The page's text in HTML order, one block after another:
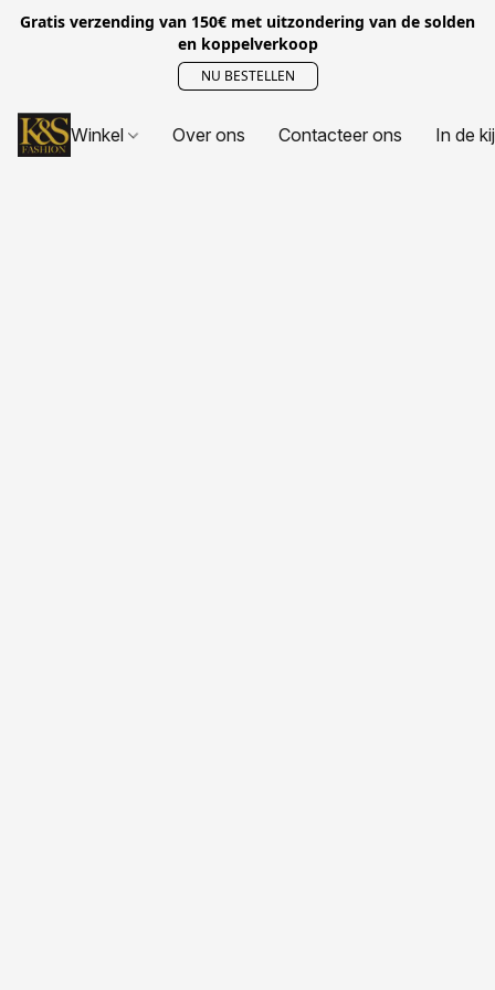
Gratis verzending van 150€ met uitzondering van de solden
en koppelverkoop
NU BESTELLEN
Winkel Over ons Contacteer ons In de